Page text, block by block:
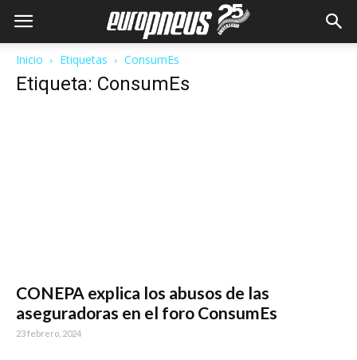
Inicio Etiquetas ConsumEs
Etiqueta: ConsumEs
CONEPA explica los abusos de las
aseguradoras en el foro ConsumEs
23 febrero, 2024